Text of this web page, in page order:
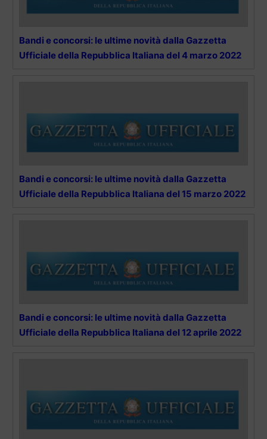
Bandi e concorsi: le ultime novità dalla Gazzetta
Ufficiale della Repubblica Italiana del 4 marzo 2022
Bandi e concorsi: le ultime novità dalla Gazzetta
Ufficiale della Repubblica Italiana del 15 marzo 2022
Bandi e concorsi: le ultime novità dalla Gazzetta
Ufficiale della Repubblica Italiana del 12 aprile 2022